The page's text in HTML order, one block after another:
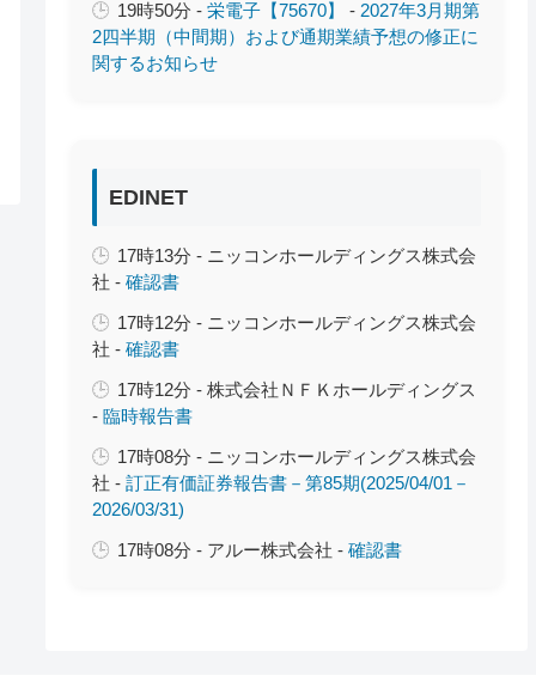
19時50分 -栄電子【75670】 -2027年3月期第
2四半期（中間期）および通期業績予想の修正に
関するお知らせ
EDINET
17時13分 - ニッコンホールディングス株式会
社 -確認書
17時12分 - ニッコンホールディングス株式会
社 -確認書
17時12分 - 株式会社ＮＦＫホールディングス
-臨時報告書
17時08分 - ニッコンホールディングス株式会
社 -訂正有価証券報告書－第85期(2025/04/01－
2026/03/31)
17時08分 - アルー株式会社 -確認書